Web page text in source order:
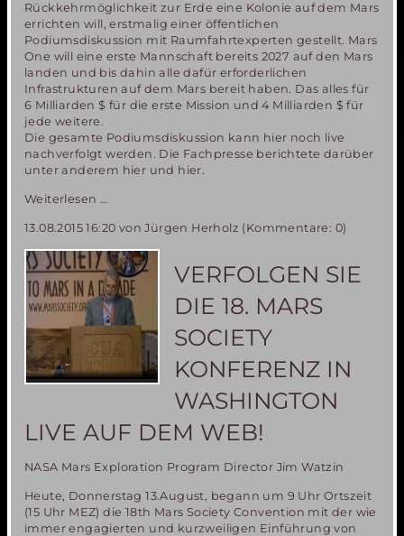
Rückkehrmöglichkeit zur Erde eine Kolonie auf dem Mars
errichten will, erstmalig einer öffentlichen
Podiumsdiskussion mit Raumfahrtexperten gestellt. Mars
One will eine erste Mannschaft bereits 2027 auf den Mars
landen und bis dahin alle dafür erforderlichen
Infrastrukturen auf dem Mars bereit haben. Das alles für
6 Milliarden $ für die erste Mission und 4 Milliarden $ für
jede weitere.
Die gesamte Podiumsdiskussion kann hier noch live
nachverfolgt werden. Die Fachpresse berichtete darüber
unter anderem hier und hier.
Weiterlesen …
Society
Konferenz:
Das
Mars
One
Projekt
zur
Besiedlung
Mars
machbar!
13.08.2015 16:20 von Jürgen Herholz (Kommentare: 0)
VERFOLGEN SIE
DIE 18. MARS
SOCIETY
KONFERENZ IN
WASHINGTON
LIVE AUF DEM WEB!
NASA Mars Exploration Program Director Jim Watzin
Heute, Donnerstag 13.August, begann um 9 Uhr Ortszeit
(15 Uhr MEZ) die 18th Mars Society Convention mit der wie
immer engagierten und kurzweiligen Einführung von